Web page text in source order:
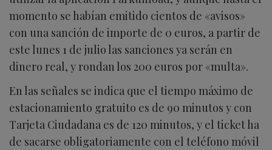
momento se habían emitido cientos de «avisos»
con una sanción de importe de 0 euros, a partir de
este lunes 1 de julio las sanciones ya serán en
dinero real, y rondan los 200 euros por «multa».
En las señales se indica que el tiempo máximo de
estacionamiento gratuito es de 90 minutos y con
Tarjeta Ciudadana es de 120 minutos, y el ticket ha
de sacarse obligatoriamente con el teléfono móvil